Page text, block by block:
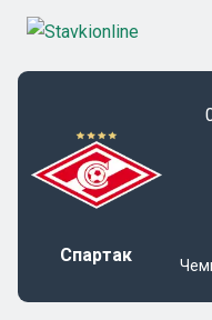
Спартак